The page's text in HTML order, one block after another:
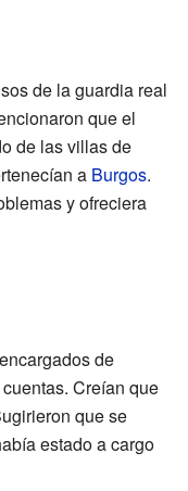
de la guardia real
que el
de las villas de
a Burgos.
y ofreciera
de
Creían que
que se
estado a cargo